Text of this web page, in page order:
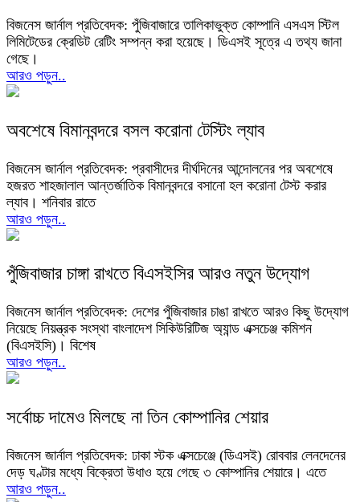
বিজনেস জার্নাল প্রতিবেদক: পুঁজিবাজারে তালিকাভুক্ত কোম্পানি এসএস স্টিল
লিমিটেডের ক্রেডিট রেটিং সম্পন্ন করা হয়েছে। ডিএসই সূত্রে এ তথ্য জানা
গেছে।
আরও পড়ুন..
অবশেষে বিমানবন্দরে বসল করোনা টেস্টিং ল্যাব
বিজনেস জার্নাল প্রতিবেদক: প্রবাসীদের দীর্ঘদিনের আন্দোলনের পর অবশেষে
হজরত শাহজালাল আন্তর্জাতিক বিমানবন্দরে বসানো হল করোনা টেস্ট করার
ল্যাব। শনিবার রাতে
আরও পড়ুন..
পুঁজিবাজার চাঙ্গা রাখতে বিএসইসির আরও নতুন উদ্যোগ
বিজনেস জার্নাল প্রতিবেদক: দেশের পুঁজিবাজার চাঙা রাখতে আরও কিছু উদ্যোগ
নিয়েছে নিয়ন্ত্রক সংস্থা বাংলাদেশ সিকিউরিটিজ অ্যান্ড এক্সচেঞ্জ কমিশন
(বিএসইসি)। বিশেষ
আরও পড়ুন..
সর্বোচ্চ দামেও মিলছে না তিন কোম্পানির শেয়ার
বিজনেস জার্নাল প্রতিবেদক: ঢাকা স্টক এক্সচেঞ্জে (ডিএসই) রোববার লেনদেনের
দেড় ঘণ্টার মধ্যে বিক্রেতা উধাও হয়ে গেছে ৩ কোম্পানির শেয়ারে। এতে
আরও পড়ুন..